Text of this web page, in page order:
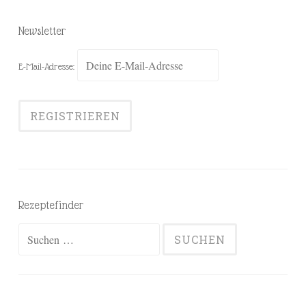
Newsletter
E-Mail-Adresse:
Rezeptefinder